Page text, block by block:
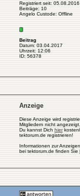
Registriert seit: 05.08.2016
Beiträge: 10
Angelo Custode: Offline
Beitrag
Datum: 03.04.2017
Uhrzeit: 12:06
ID: 56378
Anzeige
Diese Anzeige wird
Mitgliedern nicht angezeigt.
Du kannst Dich hier
tektorum.de registrieren!
Informationen zur
bei tektorum.de finden Sie